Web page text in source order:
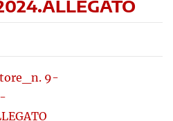
9-